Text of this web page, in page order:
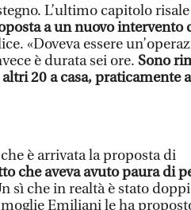
L’ultimo capitolo risale
a un nuovo intervento
«Doveva essere
è durata sei ore. Sono
20 a casa, praticamente
è arrivata la proposta di
che aveva avuto paura di
sì che in realtà è stato
Emiliani le ha